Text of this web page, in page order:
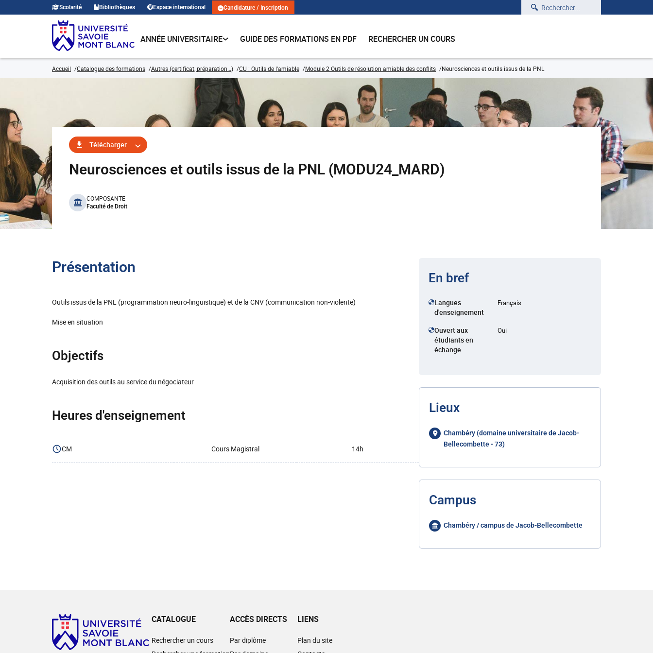
Scolarité Bibliothèques Espace international Candidature / Inscription Rechercher
ANNÉE UNIVERSITAIRE GUIDE DES FORMATIONS EN PDF RECHERCHER UN COURS
Accueil Catalogue des formations Autres (certificat, préparation…) CU : Outils de l'amiable Module 2 Outils de résolution amiable des conflits Neurosciences et outils issus de la PNL
Télécharger
Neurosciences et outils issus de la PNL (MODU24_MARD)
benefits
COMPOSANTE
Faculté de Droit
Présentation
Outils issus de la PNL (programmation neuro-linguistique) et de la CNV (communication non-violente)
Mise en situation
Objectifs
Acquisition des outils au service du négociateur
Heures d'enseignement
CM Cours Magistral 14h
En bref
Langues
d'enseignement
Français
Ouvert aux
étudiants en
échange
Oui
Lieux
Chambéry (domaine universitaire de Jacob-
Bellecombette - 73)
Campus
Chambéry / campus de Jacob-Bellecombette
CATALOGUE
Rechercher un cours
ACCÈS DIRECTS
Par diplôme
LIENS
Plan du site